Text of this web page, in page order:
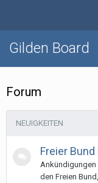
Gilden Board
Forum
NEUIGKEITEN
Freier
Ankündigungen
den Freien